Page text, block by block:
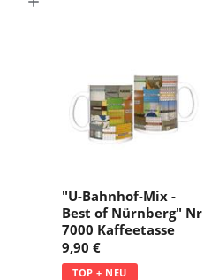
"U-Bahnhof-Mix -
Best of Nürnberg" Nr
7000 Kaffeetasse
9,90 €
TOP + NEU